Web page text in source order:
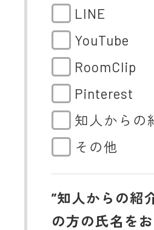
LINE
YouTube
RoomClip
Pinterest
知人からの
その他
”知人からの紹
の方の氏名を